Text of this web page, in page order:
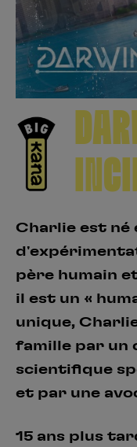
Charlie est né
père humain
il est un «
unique,
famille par un
scientifique
et par une
15 ans plus
Se connecter
Hunter x
Fire Force
Black Butler